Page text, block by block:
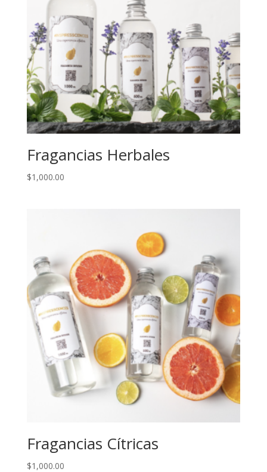
Fragancias Herbales
$1,000.00
Fragancias Cítricas
$1,000.00